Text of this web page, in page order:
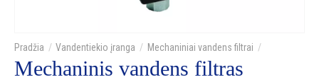
Vandentiekio įranga Mechaniniai vandens filtrai
Mechaninis vandens filtras